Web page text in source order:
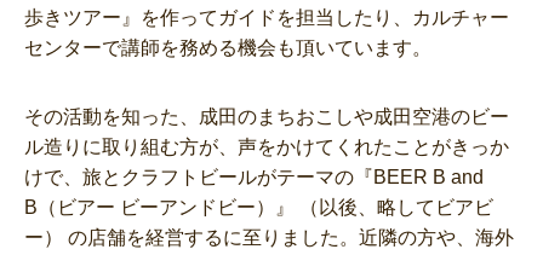
歩きツアー』を作ってガイドを担当したり、カルチャー
センターで講師を務める機会も頂いています。
その活動を知った、成田のまちおこしや成田空港のビー
ル造りに取り組む方が、声をかけてくれたことがきっか
けで、旅とクラフトビールがテーマの『BEER B and
B（ビアー ビーアンドビー）』 （以後、略してビアビ
ー） の店舗を経営するに至りました。近隣の方や、海外